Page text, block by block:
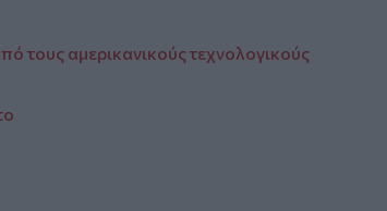
τους αμερικανικούς τεχνολογικούς